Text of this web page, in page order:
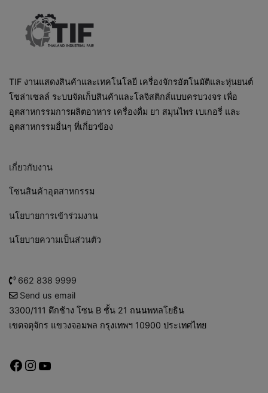
TIF งานแสดงสินค้าและเทคโนโลยี เครื่องจักรอัตโนมัติและหุ่นยนต์
โซล่าเซลล์ ระบบจัดเก็บสินค้าและโลจิสติกส์แบบครบวงจร เพื่อ
อุตสาหกรรมการผลิตอาหาร เครื่องดื่ม ยา สมุนไพร เบเกอรี่ และ
อุตสาหกรรมอื่นๆ ที่เกี่ยวข้อง
เกี่ยวกับงาน
โซนสินค้าอุตสาหกรรม
นโยบายการเข้าร่วมงาน
นโยบายความเป็นส่วนตัว
662 838 9999
Send us email
3300/111 ตึกช้าง โซน B ชั้น 21 ถนนพหลโยธิน
เขตจตุจักร แขวงจอมพล กรุงเทพฯ 10900 ประเทศไทย